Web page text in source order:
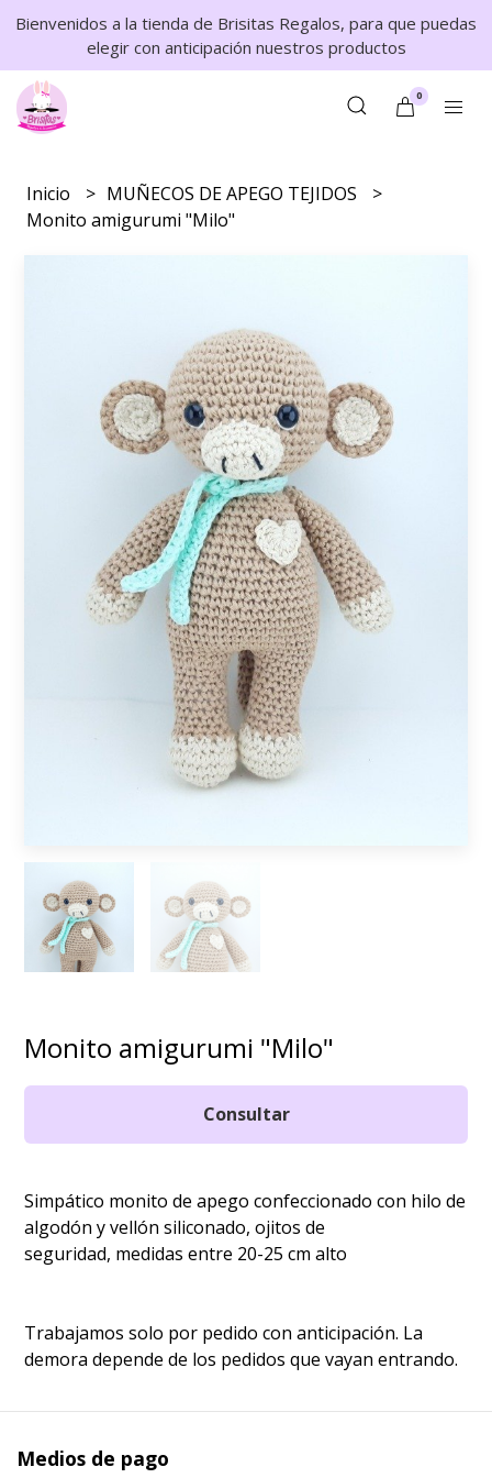
Bienvenidos a la tienda de Brisitas Regalos, para que puedas
elegir con anticipación nuestros productos
0
Inicio
MUÑECOS DE APEGO TEJIDOS
Monito amigurumi "Milo"
Monito amigurumi "Milo"
Consultar
Simpático monito de apego confeccionado con hilo de
algodón y vellón siliconado, ojitos de
seguridad, medidas entre 20-25 cm alto
Trabajamos solo por pedido con anticipación. La
demora depende de los pedidos que vayan entrando.
Medios de pago